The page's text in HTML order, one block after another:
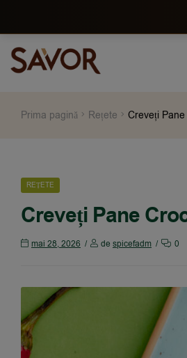
Prima pagină Rețete Creveți
REȚETE
Creveți Pane
mai 28, 2026 de spicefadm 0